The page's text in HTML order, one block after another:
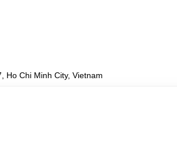
Ho Chi Minh City, Vietnam